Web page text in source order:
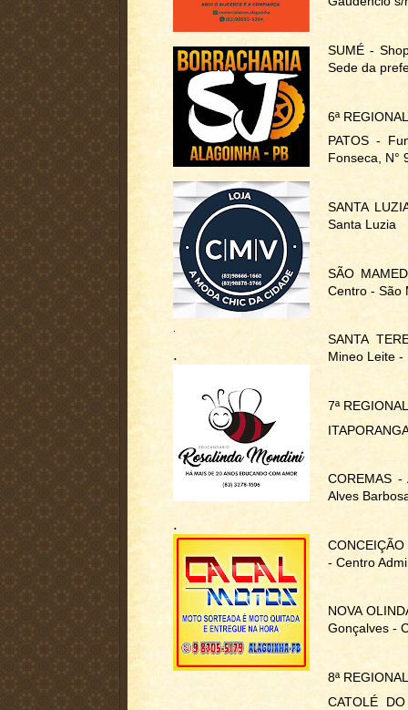
.
.
SUMÉ -
Sede da
6ª REGIONAL
PATOS -
Fonseca, N°
SANTA
Santa Luzia
SÃO
Centro - São
SANTA
Mineo Leite -
7ª REGIONAL
COREMAS
Alves
- Centro
NOVA
Gonçalves -
8ª REGIONAL
CATOLÉ